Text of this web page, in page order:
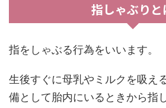
指しゃぶりと
指をしゃぶる行為をいいます。
生後すぐに母乳やミルクを吸え
備として胎内にいるときから指